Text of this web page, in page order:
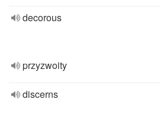
decorous
przyzwoity
discerns